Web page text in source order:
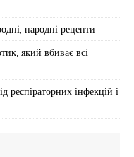
народні рецепти
який вбиває всі
інфекцій і